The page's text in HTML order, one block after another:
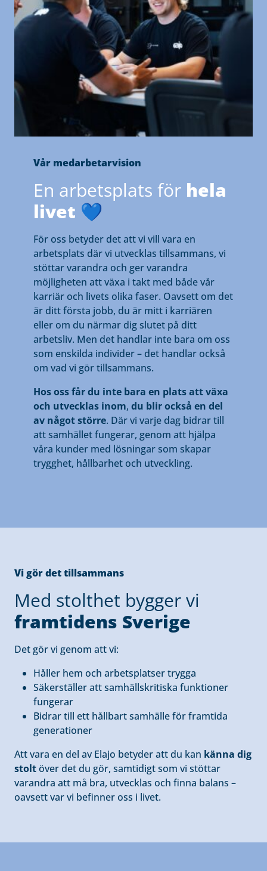
Vår medarbetarvision
En arbetsplats för hela
livet 💙
För oss betyder det att vi vill vara en
arbetsplats där vi utvecklas tillsammans, vi
stöttar varandra och ger varandra
möjligheten att växa i takt med både vår
karriär och livets olika faser. Oavsett om det
är ditt första jobb, du är mitt i karriären
eller om du närmar dig slutet på ditt
arbetsliv. Men det handlar inte bara om oss
som enskilda individer – det handlar också
om vad vi gör tillsammans.
Hos oss får du inte bara en plats att växa
och utvecklas inom, du blir också en del
av något större. Där vi varje dag bidrar till
att samhället fungerar, genom att hjälpa
våra kunder med lösningar som skapar
trygghet, hållbarhet och utveckling.
Vi gör det tillsammans
Med stolthet bygger vi
framtidens Sverige
Det gör vi genom att vi:
Håller hem och arbetsplatser trygga
Säkerställer att samhällskritiska funktioner
fungerar
Bidrar till ett hållbart samhälle för framtida
generationer
Att vara en del av Elajo betyder att du kan känna dig
stoltöver det du gör, samtidigt som vi stöttar
varandra att må bra, utvecklas och finna balans –
oavsett var vi befinner oss i livet.